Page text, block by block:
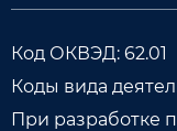
Код ОКВЭД: 62.01
Коды вида
При разработке